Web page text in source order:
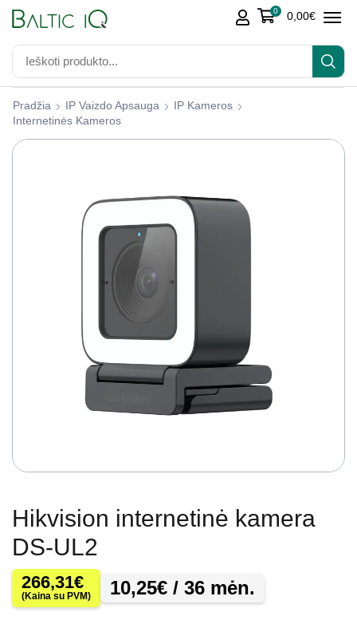
0 0,00€
Pradžia IP Vaizdo Apsauga
IP Kameros
Internetinės Kameros
Hikvision internetinė kamera
DS-UL2
266,31€
(Kaina su PVM) 10,25€ / 36 mėn.